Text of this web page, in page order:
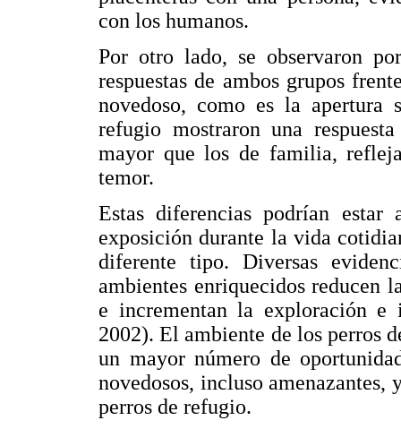
con los humanos.
Por otro lado, se observaron
respuestas de ambos grupos
novedoso, como es la apertura
refugio mostraron una
mayor que los de familia,
temor.
Estas diferencias podrían
exposición durante la vida
diferente tipo. Diversas
ambientes enriquecidos reducen
e incrementan la exploración
2002). El ambiente de los perros
un mayor número de
novedosos, incluso
perros de refugio.